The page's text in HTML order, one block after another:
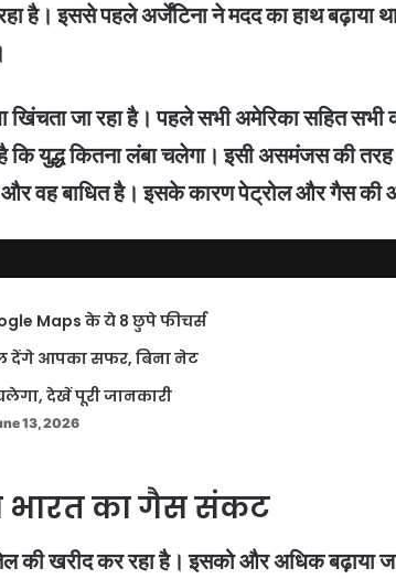
है। इससे पहले अर्जेंटिना ने मदद का हाथ
खिंचता जा रहा है। पहले सभी अमेरिका सहित
कि युद्ध कितना लंबा चलेगा। इसी असमंजस की
और वह बाधित है। इसके कारण पेट्रोल और गैस की
Maps के ये 8 छुपे फीचर्स
देंगे आपका सफर, बिना नेट
देखें पूरी जानकारी
13, 2026
भारत का गैस संकट
की खरीद कर रहा है। इसको और अधिक बढ़ाया